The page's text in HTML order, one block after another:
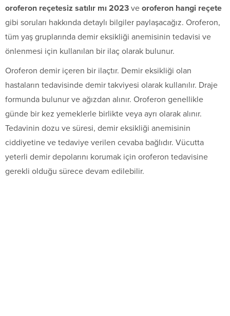
oroferon reçetesiz satılır mı 2023 ve oroferon hangi reçete
gibi soruları hakkında detaylı bilgiler paylaşacağız. Oroferon,
tüm yaş gruplarında demir eksikliği anemisinin tedavisi ve
önlenmesi için kullanılan bir ilaç olarak bulunur.
Oroferon demir içeren bir ilaçtır. Demir eksikliği olan
hastaların tedavisinde demir takviyesi olarak kullanılır. Draje
formunda bulunur ve ağızdan alınır. Oroferon genellikle
günde bir kez yemeklerle birlikte veya ayrı olarak alınır.
Tedavinin dozu ve süresi, demir eksikliği anemisinin
ciddiyetine ve tedaviye verilen cevaba bağlıdır. Vücutta
yeterli demir depolarını korumak için oroferon tedavisine
gerekli olduğu sürece devam edilebilir.